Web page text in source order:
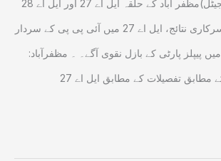
مظفر آباد(کشمیر ڈیجیٹل)مظفر آباد کے حلقہ ایل اے 27 اور ایل اے 28
کے غیر حتمی و غیر سرکاری نتائج، ایل اے 27 میں آئی پی پی کے سردار
تبارک اور ایل اے 28 میں پیپلز پارٹی کے بازل نقوی آگے۔ ۔ مظفرآباد: